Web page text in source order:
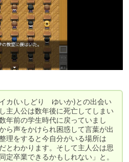
カ(いしどり　ゆいか)との出会い
主人公は数年後に死亡してしまい
年前の学生時代に戻っていまし
ら声をかけられ困惑して言葉が出
理をすると今自分がいる場所は
とわかります。そして主人公は思
定卒業できるかもしれない」と。